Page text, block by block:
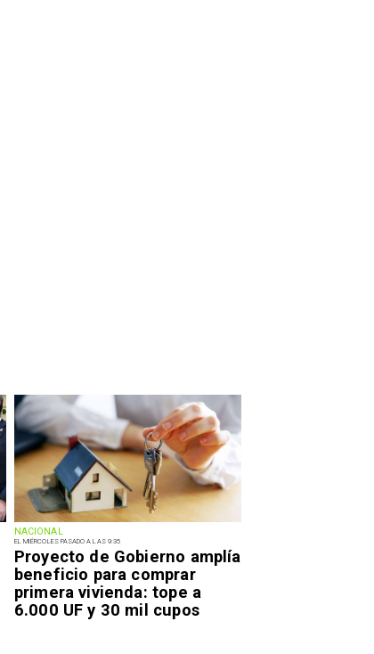
NACIONAL
EL MIÉRCOLES PASADO A LAS 9:35
Proyecto de Gobierno amplía
beneficio para comprar
primera vivienda: tope a
6.000 UF y 30 mil cupos